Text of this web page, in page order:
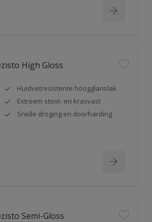
High Gloss
Huidvetresistente hoogglanslak
Extreem stoot- en krasvast
Snelle droging en doorharding
Semi-Gloss